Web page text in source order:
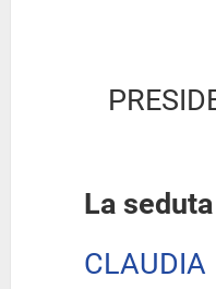
La